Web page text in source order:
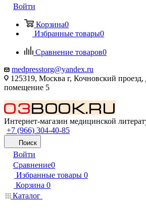
Войти
Корзина0
Избранные товары0
Сравнение товаров0
medpresstorg@yandex.ru
125319, Москва г, Кочновский проезд,
помещение 5
Интернет-магазин медицинской
+7 (966) 304-40-85
Поиск
Войти
Сравнение0
Избранные товары 0
Корзина 0
Каталог